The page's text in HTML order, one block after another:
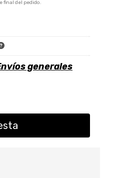
final del pedido.
generales